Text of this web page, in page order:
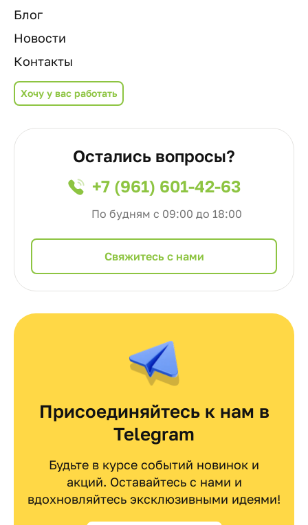
Блог
Новости
Контакты
Хочу у вас работать
Остались вопросы?
+7 (961) 601-42-63
По будням с 09:00 до 18:00
Cвяжитесь с нами
Присоединяйтесь к нам в
Telegram
Будьте в курсе событий новинок и
акций. Оставайтесь с нами и
вдохновляйтесь эксклюзивными идеями!